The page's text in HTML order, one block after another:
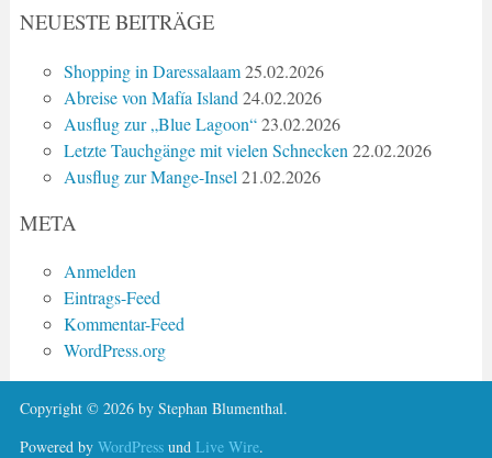
NEUESTE BEITRÄGE
Shopping in Daressalaam 25.02.2026
Abreise von Mafía Island 24.02.2026
Ausflug zur „Blue Lagoon“ 23.02.2026
Letzte Tauchgänge mit vielen Schnecken 22.02.2026
Ausflug zur Mange-Insel 21.02.2026
META
Anmelden
Eintrags-Feed
Kommentar-Feed
WordPress.org
Copyright © 2026 by Stephan Blumenthal.
Powered by WordPressund Live Wire.